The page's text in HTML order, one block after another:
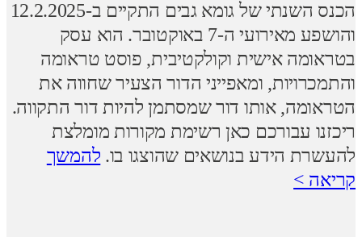
הכנס השנתי של גומא גבים התקיים ב-12.2.2025
והושפע מאירועי ה-7 באוקטובר. הוא עסק
בטראומה אישית וקולקטיבית, פוסט טראומה
והתמכרויות, ומאפייני הדור הצעיר שחווה את
הטראומה, אותו דור שמסתמן להיות דור התקווה.
ריכזנו עבורכם כאן רשימת מקורות מומלצת
להעשרת הידע בנושאים שהוצגו בו. להמשך
קריאה >